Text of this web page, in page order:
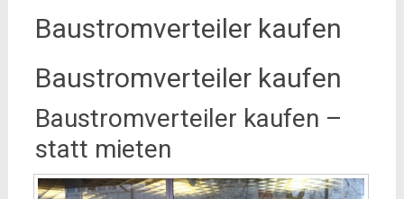
Baustromverteiler kaufen
Baustromverteiler kaufen
Baustromverteiler kaufen –
statt mieten